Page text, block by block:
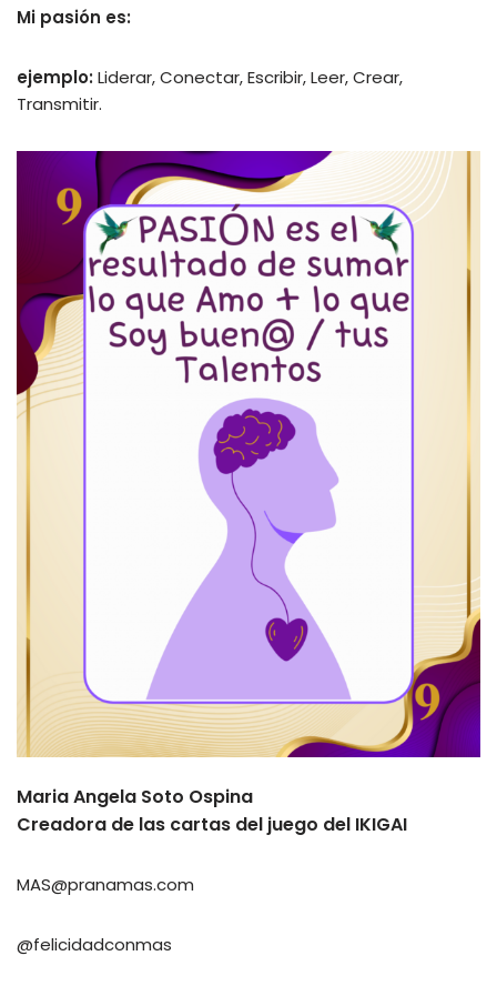
Mi pasión es:
ejemplo: Liderar, Conectar, Escribir, Leer, Crear,
Transmitir.
Maria Angela Soto Ospina
Creadora de las cartas del juego del IKIGAI
MAS@pranamas.com
@felicidadconmas